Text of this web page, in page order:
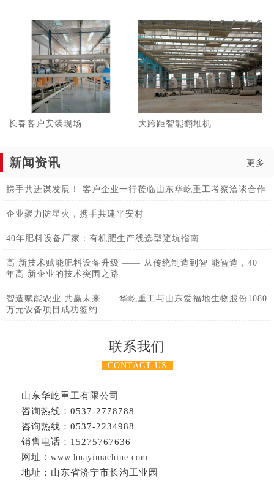
长春客户安装现场 大跨距智能翻堆机
新闻资讯 更多
携手共进谋发展！ 客户企业一行莅临山东华屹重工考察洽谈合作
企业聚力防星火，携手共建平安村
40年肥料设备厂家：有机肥生产线选型避坑指南
高 新技术赋能肥料设备升级 —— 从传统制造到智 能智造，40
年高 新企业的技术突围之路
智造赋能农业 共赢未来——华屹重工与山东爱福地生物股份1080
万元设备项目成功签约
联系我们
CONTACT US
山东华屹重工有限公司
咨询热线：0537-2778788
咨询热线：0537-2234988
销售电话：15275767636
网址： www.huayimachine.com
地址：山东省济宁市长沟工业园